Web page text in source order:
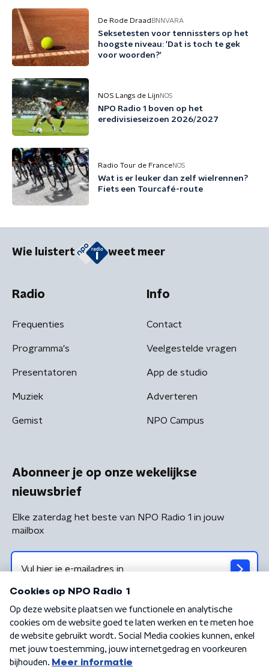
De Rode Draad BNNVARA
Seksetesten voor tennissters op het
hoogste niveau: 'Dat is toch te gek
voor woorden?'
NOS Langs de Lijn NOS
NPO Radio 1 boven op het
eredivisieseizoen 2026/2027
Radio Tour de FranceNOS
Wat is er leuker dan zelf wielrennen?
Fiets een Tourcafé-route
Wie luistert weet meer
Radio
Frequenties
Programma's
Presentatoren
Muziek
Gemist
Info
Contact
Veelgestelde vragen
App de studio
Adverteren
NPO Campus
Abonneer je op onze wekelijkse
nieuwsbrief
Elke zaterdag het beste van NPO Radio 1 in jouw
mailbox
Algemene voorwaarden